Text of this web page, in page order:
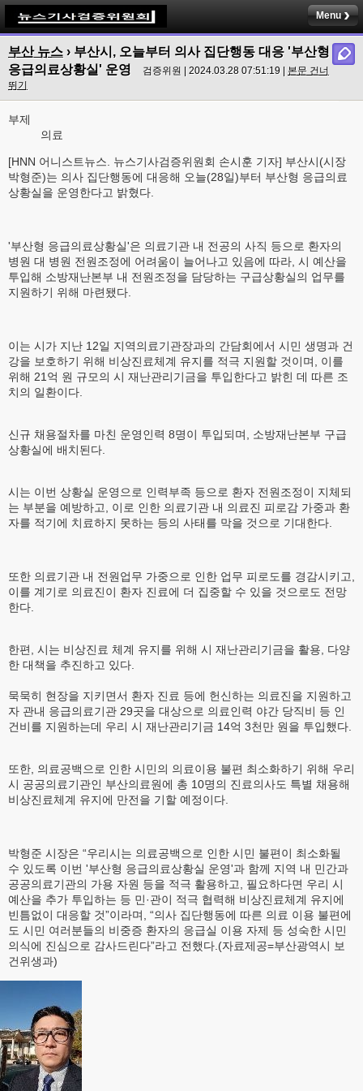
Menu
부산 뉴스 › 부산시, 오늘부터 의사 집단행동 대응 '부산형
응급의료상황실' 운영
검증위원 | 2024.03.28 07:51:19 | 본문 건너
뛰기
부제
의료
[HNN 어니스트뉴스. 뉴스기사검증위원회 손시훈 기자] 부산시(시장
박형준)는 의사 집단행동에 대응해 오늘(28일)부터 부산형 응급의료
상황실을 운영한다고 밝혔다.
'부산형 응급의료상황실'은 의료기관 내 전공의 사직 등으로 환자의
병원 대 병원 전원조정에 어려움이 늘어나고 있음에 따라, 시 예산을
투입해 소방재난본부 내 전원조정을 담당하는 구급상황실의 업무를
지원하기 위해 마련됐다.
이는 시가 지난 12일 지역의료기관장과의 간담회에서 시민 생명과 건
강을 보호하기 위해 비상진료체계 유지를 적극 지원할 것이며, 이를
위해 21억 원 규모의 시 재난관리기금을 투입한다고 밝힌 데 따른 조
치의 일환이다.
신규 채용절차를 마친 운영인력 8명이 투입되며, 소방재난본부 구급
상황실에 배치된다.
시는 이번 상황실 운영으로 인력부족 등으로 환자 전원조정이 지체되
는 부분을 예방하고, 이로 인한 의료기관 내 의료진 피로감 가중과 환
자를 적기에 치료하지 못하는 등의 사태를 막을 것으로 기대한다.
또한 의료기관 내 전원업무 가중으로 인한 업무 피로도를 경감시키고,
이를 계기로 의료진이 환자 진료에 더 집중할 수 있을 것으로도 전망
한다.
한편, 시는 비상진료 체계 유지를 위해 시 재난관리기금을 활용, 다양
한 대책을 추진하고 있다.
묵묵히 현장을 지키면서 환자 진료 등에 헌신하는 의료진을 지원하고
자 관내 응급의료기관 29곳을 대상으로 의료인력 야간 당직비 등 인
건비를 지원하는데 우리 시 재난관리기금 14억 3천만 원을 투입했다.
또한, 의료공백으로 인한 시민의 의료이용 불편 최소화하기 위해 우리
시 공공의료기관인 부산의료원에 총 10명의 진료의사도 특별 채용해
비상진료체계 유지에 만전을 기할 예정이다.
박형준 시장은 “우리시는 의료공백으로 인한 시민 불편이 최소화될
수 있도록 이번 '부산형 응급의료상황실 운영'과 함께 지역 내 민간과
공공의료기관의 가용 자원 등을 적극 활용하고, 필요하다면 우리 시
예산을 추가 투입하는 등 민·관이 적극 협력해 비상진료체계 유지에
빈틈없이 대응할 것”이라며, “의사 집단행동에 따른 의료 이용 불편에
도 시민 여러분들의 비중증 환자의 응급실 이용 자제 등 성숙한 시민
의식에 진심으로 감사드린다”라고 전했다.(자료제공=부산광역시 보
건위생과)